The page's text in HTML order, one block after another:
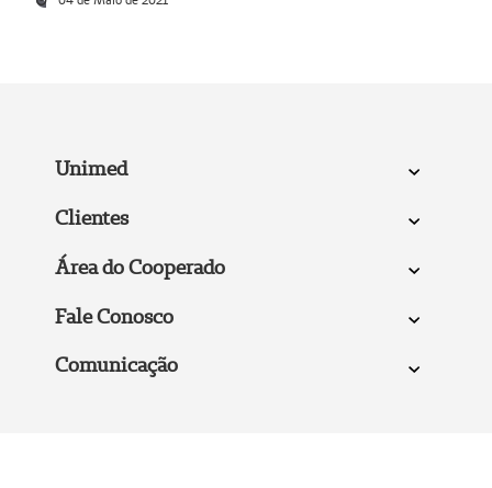
Unimed
Clientes
Área do Cooperado
Fale Conosco
Comunicação